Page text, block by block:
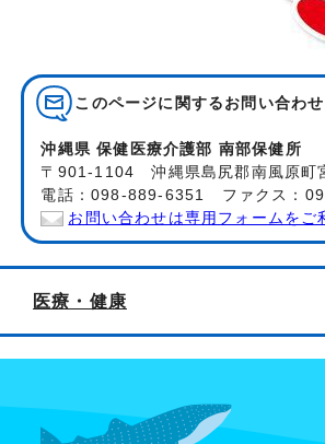
このページに関する お問い合わせ
沖縄県 保健医療介護部 南部保健所
〒901-1104 沖縄県島尻郡南風原町
電話：098-889-6351 ファクス：
お問い合わせは専用フォームをご
医療・健康